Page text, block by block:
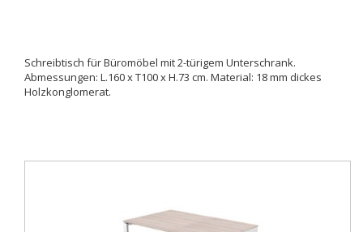
Schreibtisch für Büromöbel mit 2-türigem Unterschrank.
Abmessungen: L.160 x T100 x H.73 cm. Material: 18 mm dickes
Holzkonglomerat.